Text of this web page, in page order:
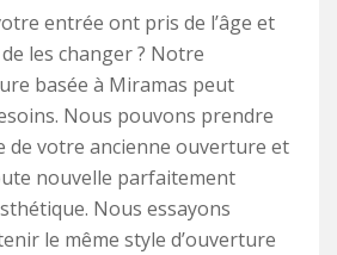
entrée ont pris de l’âge et
les changer ? Notre
basée à Miramas peut
Nous pouvons prendre
de votre ancienne ouverture et
nouvelle parfaitement
Nous essayons
le même style d’ouverture